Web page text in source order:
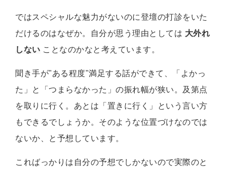
ではスペシャルな魅力がないのに登壇の打診をいた
だけるのはなぜか。自分が思う理由としては 大外れ
しない ことなのかなと考えています。
聞き手が"ある程度"満足する話ができて、「よかっ
た」と「つまらなかった」の振れ幅が狭い。及第点
を取りに行く。あとは「置きに行く」という言い方
もできるでしょうか。そのような位置づけなのでは
ないか、と予想しています。
こればっかりは自分の予想でしかないので実際のと